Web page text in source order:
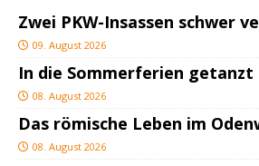
Zwei PKW-Insassen schwer
09. August 2026
In die Sommerferien getanzt
08. August 2026
Das römische Leben im
08. August 2026